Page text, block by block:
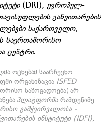
(DRI),ევროპულ-
განვითარების
საქართველო,
საერთაშორისო
ცენტრი.
ოცნებამ საარჩევნო
ორგანიზაცია ISFED
საზოგადოება) არ
პლატფორმა რამდენიმე
გამჭვირვალობა -
ინსტიტუტი (IDFI),